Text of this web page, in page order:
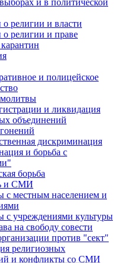
и в политической
религии и власти
о религии и праве
и полицейское
и ликвидация
объединений
дискриминация
и борьба с
борьба
и СМИ
с местным населением и
с учреждениями культуры
на свободу совести
против "сект"
религиозных
и конфликты со СМИ